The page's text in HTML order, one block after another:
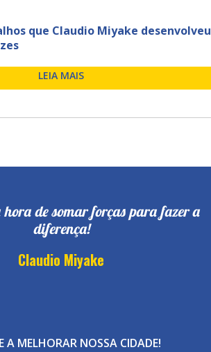
que Claudio Miyake desenvolveu
LEIA MAIS
hora de somar forças para fazer a
diferença!
Claudio Miyake
A MELHORAR NOSSA CIDADE!